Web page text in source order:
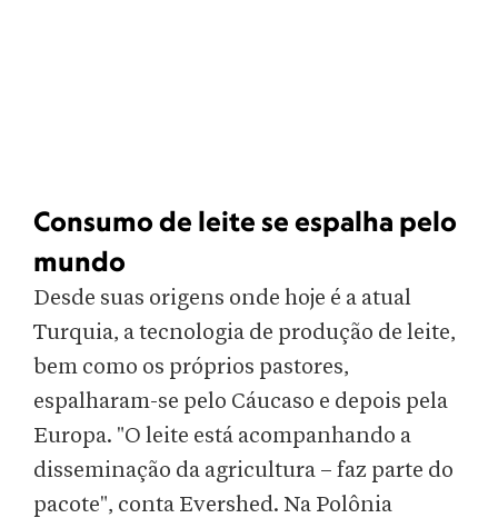
Consumo de leite se espalha pelo
mundo
Desde suas origens onde hoje é a atual
Turquia, a tecnologia de produção de leite,
bem como os próprios pastores,
espalharam-se pelo Cáucaso e depois pela
Europa. "O leite está acompanhando a
disseminação da agricultura – faz parte do
pacote", conta Evershed. Na Polônia